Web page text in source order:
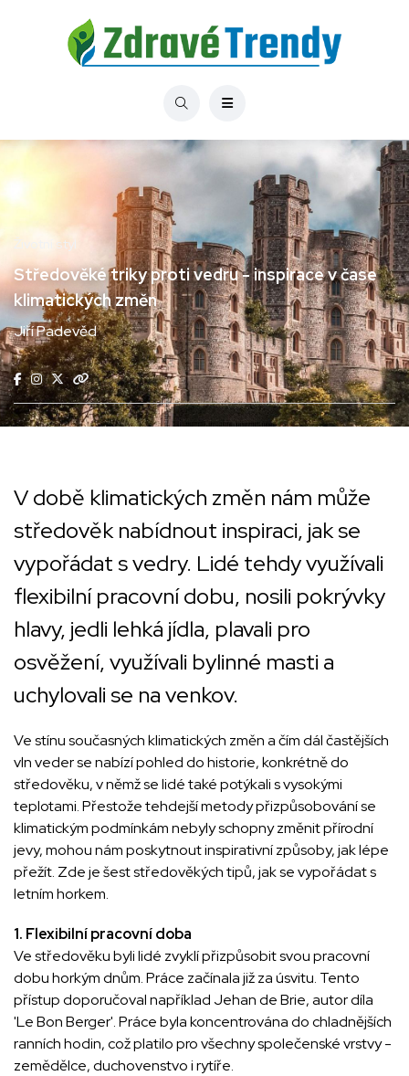
Životní styl
Středověké triky proti vedru - inspirace v čase
klimatických změn
Jiří Padevěd
V době klimatických změn nám může
středověk nabídnout inspiraci, jak se
vypořádat s vedry. Lidé tehdy využívali
flexibilní pracovní dobu, nosili pokrývky
hlavy, jedli lehká jídla, plavali pro
osvěžení, využívali bylinné masti a
uchylovali se na venkov.
Ve stínu současných klimatických změn a čím dál častějších
vln veder se nabízí pohled do historie, konkrétně do
středověku, v němž se lidé také potýkali s vysokými
teplotami. Přestože tehdejší metody přizpůsobování se
klimatickým podmínkám nebyly schopny změnit přírodní
jevy, mohou nám poskytnout inspirativní způsoby, jak lépe
přežít. Zde je šest středověkých tipů, jak se vypořádat s
letním horkem.
1. Flexibilní pracovní doba
Ve středověku byli lidé zvyklí přizpůsobit svou pracovní
dobu horkým dnům. Práce začínala již za úsvitu. Tento
přístup doporučoval například Jehan de Brie, autor díla
'Le Bon Berger'. Práce byla koncentrována do chladnějších
ranních hodin, což platilo pro všechny společenské vrstvy -
zemědělce, duchovenstvo i rytíře.